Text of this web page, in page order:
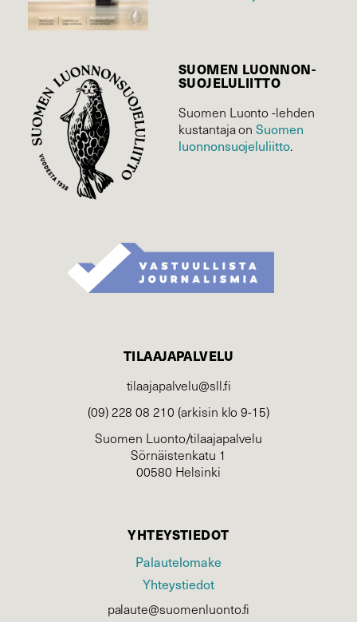
SUOMEN LUONNON­
SUOJELU­LIITTO
Suomen Luonto -lehden
kustantaja onSuomen
luonnonsuojelu­liitto.
TILAAJAPALVELU
tilaajapalvelu@sll.fi
(09) 228 08 210 (arkisin klo 9-15)
Suomen Luonto/tilaajapalvelu
Sörnäistenkatu 1
00580 Helsinki
YHTEYSTIEDOT
Palautelomake
Yhteystiedot
palaute@suomenluonto.fi